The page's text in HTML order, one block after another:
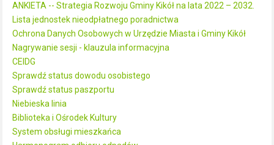
ANKIETA -- Strategia Rozwoju Gminy Kikół na lata 2022 – 2032.
Lista jednostek nieodpłatnego poradnictwa
Ochrona Danych Osobowych w Urzędzie Miasta i Gminy Kikół
Nagrywanie sesji - klauzula informacyjna
CEIDG
Sprawdź status dowodu osobistego
Sprawdź status paszportu
Niebieska linia
Biblioteka i Ośrodek Kultury
System obsługi mieszkańca